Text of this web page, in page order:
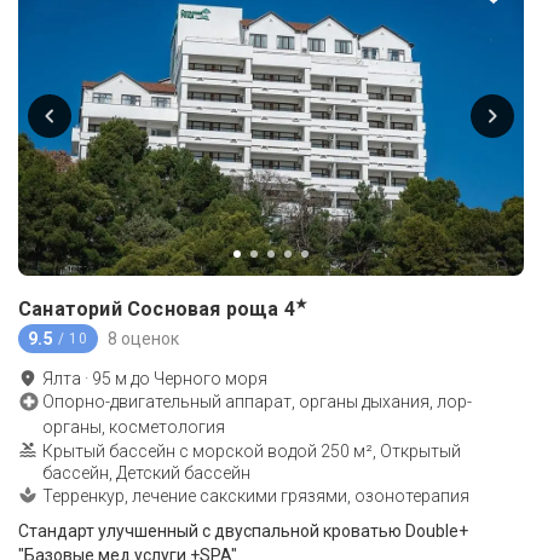
Санаторий Сосновая роща 4★
9.5 / 10 8 оценок
Ялта · 95 м до Черного моря
Опорно-двигательный аппарат, органы дыхания, лор-
органы, косметология
Крытый бассейн с морской водой 250 м², Открытый
бассейн, Детский бассейн
Терренкур, лечение сакскими грязями, озонотерапия
Стандарт улучшенный с двуспальной кроватью Double+
"Базовые мед.услуги +SPA"